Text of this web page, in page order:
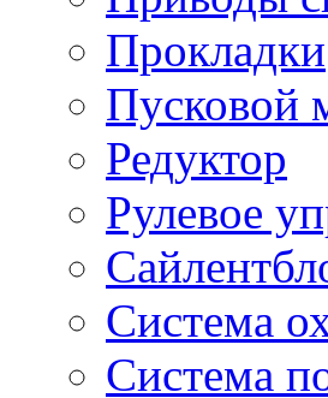
Прокладки
Пусковой
Редуктор
Рулевое
Система
Система